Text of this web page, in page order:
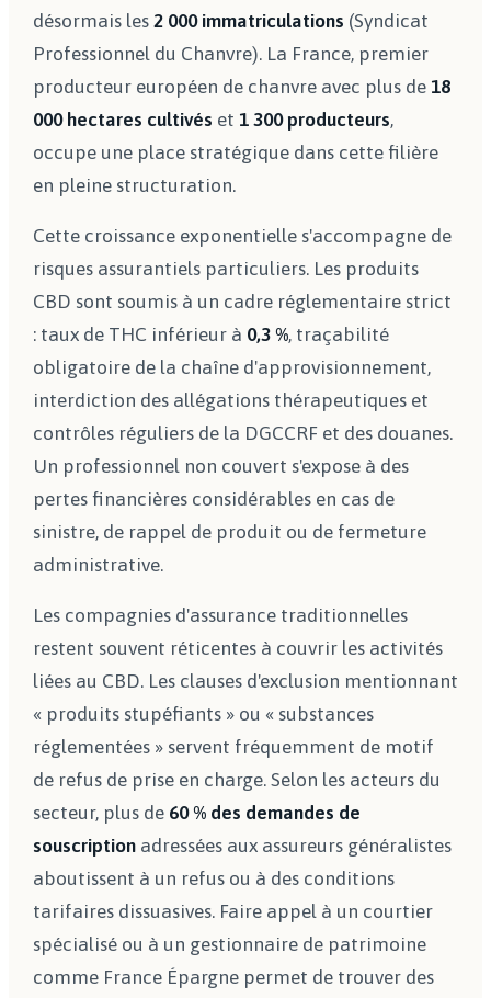
désormais les 2 000 immatriculations (Syndicat
Professionnel du Chanvre). La France, premier
producteur européen de chanvre avec plus de 18
000 hectares cultivés et 1 300 producteurs,
occupe une place stratégique dans cette filière
en pleine structuration.
Cette croissance exponentielle s'accompagne de
risques assurantiels particuliers. Les produits
CBD sont soumis à un cadre réglementaire strict
: taux de THC inférieur à 0,3 %, traçabilité
obligatoire de la chaîne d'approvisionnement,
interdiction des allégations thérapeutiques et
contrôles réguliers de la DGCCRF et des douanes.
Un professionnel non couvert s'expose à des
pertes financières considérables en cas de
sinistre, de rappel de produit ou de fermeture
administrative.
Les compagnies d'assurance traditionnelles
restent souvent réticentes à couvrir les activités
liées au CBD. Les clauses d'exclusion mentionnant
« produits stupéfiants » ou « substances
réglementées » servent fréquemment de motif
de refus de prise en charge. Selon les acteurs du
secteur, plus de 60 % des demandes de
souscription adressées aux assureurs généralistes
aboutissent à un refus ou à des conditions
tarifaires dissuasives. Faire appel à un courtier
spécialisé ou à un gestionnaire de patrimoine
comme France Épargne permet de trouver des